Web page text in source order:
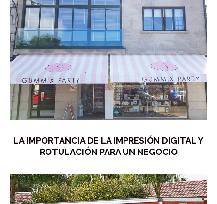
LA IMPORTANCIA DE LA IMPRESIÓN DIGITAL Y
ROTULACIÓN PARA UN NEGOCIO